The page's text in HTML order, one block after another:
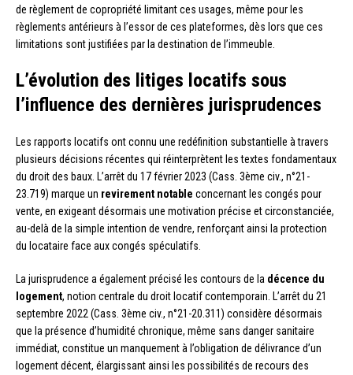
de règlement de copropriété limitant ces usages, même pour les
règlements antérieurs à l’essor de ces plateformes, dès lors que ces
limitations sont justifiées par la destination de l’immeuble.
L’évolution des litiges locatifs sous
l’influence des dernières jurisprudences
Les rapports locatifs ont connu une redéfinition substantielle à travers
plusieurs décisions récentes qui réinterprètent les textes fondamentaux
du droit des baux. L’arrêt du 17 février 2023 (Cass. 3ème civ., n°21-
23.719) marque un revirement notable concernant les congés pour
vente, en exigeant désormais une motivation précise et circonstanciée,
au-delà de la simple intention de vendre, renforçant ainsi la protection
du locataire face aux congés spéculatifs.
La jurisprudence a également précisé les contours de la décence du
logement, notion centrale du droit locatif contemporain. L’arrêt du 21
septembre 2022 (Cass. 3ème civ., n°21-20.311) considère désormais
que la présence d’humidité chronique, même sans danger sanitaire
immédiat, constitue un manquement à l’obligation de délivrance d’un
logement décent, élargissant ainsi les possibilités de recours des